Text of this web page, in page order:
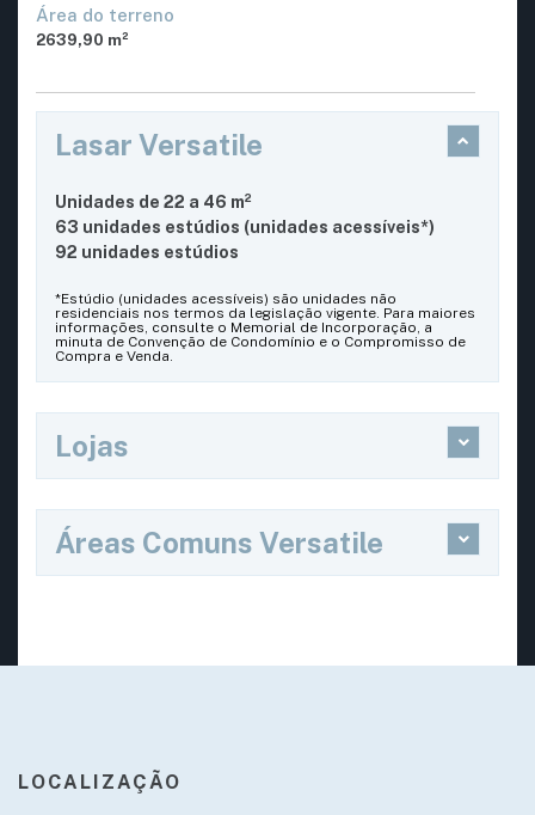
Área do terreno
2639,90 m²
Lasar Versatile
Unidades de 22 a 46 m²
63 unidades estúdios (unidades acessíveis*)
92 unidades estúdios
*Estúdio (unidades acessíveis) são unidades não
residenciais nos termos da legislação vigente. Para maiores
informações, consulte o Memorial de Incorporação, a
minuta de Convenção de Condomínio e o Compromisso de
Compra e Venda.
Lojas
Áreas Comuns Versatile
LOCALIZAÇÃO